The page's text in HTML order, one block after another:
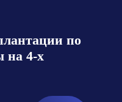
по
на 4-х